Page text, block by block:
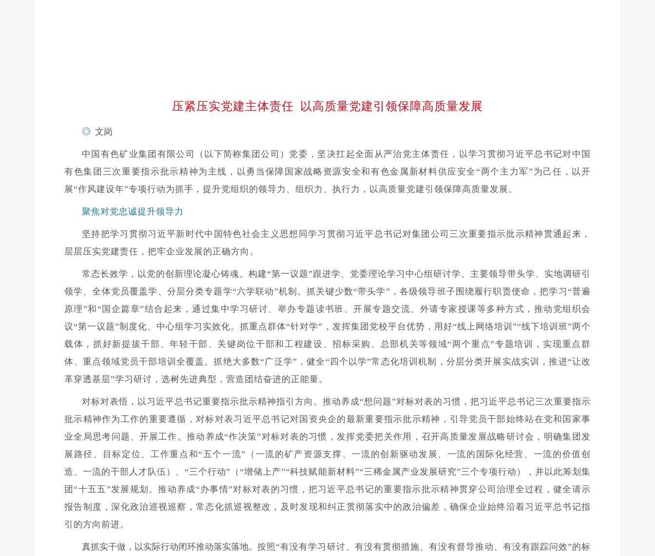
压紧压实党建主体责任 以高质量党建引领保障高质量发展
◎ 文岗
中国有色矿业集团有限公司（以下简称集团公司）党委，坚决扛起全面从严治党主体责任，以学习贯彻习近平总书记对中国
有色集团三次重要指示批示精神为主线，以勇当保障国家战略资源安全和有色金属新材料供应安全“两个主力军”为己任，以开
展“作风建设年”专项行动为抓手，提升党组织的领导力、组织力、执行力，以高质量党建引领保障高质量发展。
聚焦对党忠诚提升领导力
坚持把学习贯彻习近平新时代中国特色社会主义思想同学习贯彻习近平总书记对集团公司三次重要指示批示精神贯通起来，
层层压实党建责任，把牢企业发展的正确方向。
常态长效学，以党的创新理论凝心铸魂。 构建“第一议题”跟进学、党委理论学习中心组研讨学、主要领导带头学、实地调研引
领学、全体党员覆盖学、分层分类专题学“六学联动”机制。抓关键少数“带头学”，各级领导班子围绕履行职责使命，把学习“普遍
原理”和“国企篇章”结合起来，通过集中学习研讨、举办专题读书班、开展专题交流、外请专家授课等多种方式，推动党组织会
议“第一议题”制度化、中心组学习实效化。抓重点群体“针对学”，发挥集团党校平台优势，用好“线上网络培训”“线下培训班”两个
载体，抓好新提拔干部、年轻干部、关键岗位干部和工程建设、招标采购、总部机关等领域“两个重点”专题培训，实现重点群
体、重点领域党员干部培训全覆盖。抓绝大多数“广泛学”，健全“四个以学”常态化培训机制，分层分类开展实战实训，推进“让改
革穿透基层”学习研讨，选树先进典型，营造团结奋进的正能量。
对标对表悟，以习近平总书记重要指示批示精神指引方向。 推动养成“想问题”对标对表的习惯，把习近平总书记三次重要指示
批示精神作为工作的重要遵循，对标对表习近平总书记对国资央企的最新重要指示批示精神，引导党员干部始终站在党和国家事
业全局思考问题、开展工作。推动养成“作决策”对标对表的习惯，发挥党委把关作用，召开高质量发展战略研讨会，明确集团发
展路径、目标定位、工作重点和“五个一流”（一流的矿产资源支撑、一流的创新驱动发展、一流的国际化经营、一流的价值创
造、一流的干部人才队伍）、“三个行动”（“增储上产”“科技赋能新材料”“三稀金属产业发展研究”三个专项行动），并以此筹划集
团“十五五”发展规划。推动养成“办事情”对标对表的习惯，把习近平总书记的重要指示批示精神贯穿公司治理全过程，健全请示
报告制度，深化政治巡视巡察，常态化抓巡视整改，及时发现和纠正贯彻落实中的政治偏差，确保企业始终沿着习近平总书记指
引的方向前进。
真抓实干做，以实际行动闭环推动落实落地。按照“有没有学习研讨、有没有贯彻措施、有没有督导推动、有没有跟踪问效”的标